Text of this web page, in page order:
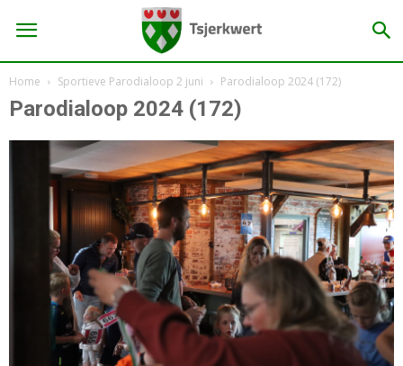
Home Sportieve Parodialoop 2 juni Parodialoop 2024 (172)
Parodialoop 2024 (172)